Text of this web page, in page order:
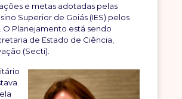
e metas adotadas pelas
Superior de Goiás (IES) pelos
O Planejamento está sendo
de Estado de Ciência,
(Secti).